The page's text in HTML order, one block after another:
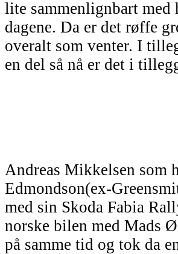
lite sammenlignbart med
dagene. Da er det røffe
overalt som venter. I
en del så nå er det i
Andreas Mikkelsen som
Edmondson(ex-
med sin Skoda Fabia
norske bilen med Mads
på samme tid og tok da